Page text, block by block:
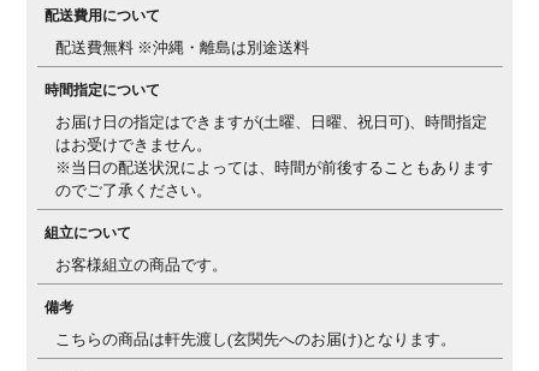
配送費用について
配送費無料 ※沖縄・離島は別途送料
時間指定について
お届け日の指定はできますが(土曜、日曜、祝日可)、時間指定
はお受けできません。
※当日の配送状況によっては、時間が前後することもあります
のでご了承ください。
組立について
お客様組立の商品です。
備考
こちらの商品は軒先渡し(玄関先へのお届け)となります。